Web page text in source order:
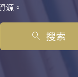
源。
search 搜索